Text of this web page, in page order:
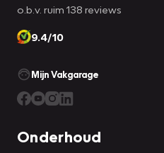
o.b.v. ruim 138 reviews
9.4/10
Mijn Vakgarage
Onderhoud